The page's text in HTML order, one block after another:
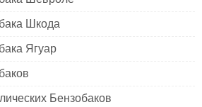
Шкода
Ягуар
Бензобаков